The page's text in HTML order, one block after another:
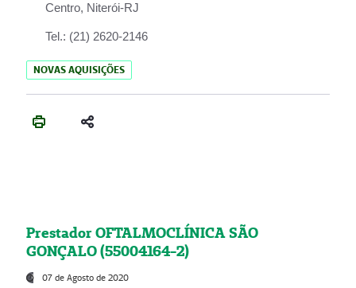
Centro, Niterói-RJ
Tel.: (21) 2620-2146
NOVAS AQUISIÇÕES
Prestador OFTALMOCLÍNICA SÃO
GONÇALO (55004164-2)
07 de Agosto de 2020